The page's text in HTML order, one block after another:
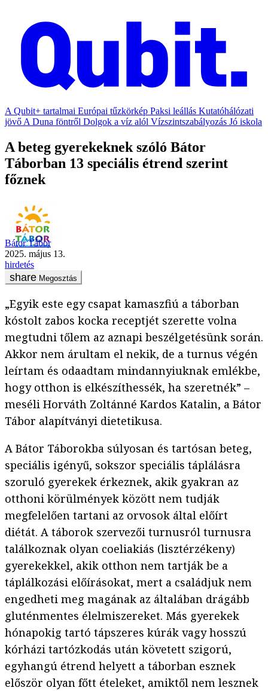
A Qubit+ tartalmai Európai tűzkörkép Paksi leállás Kutatóhálózati
jövő A Duna föntről Dolgok a víz alól Vízszintszabályozás Jó iskola
A beteg gyerekeknek szóló Bátor
Táborban 13 speciális étrend szerint
főznek
Bátor Tábor
2025. május 13.
hirdetés
Megosztás
„Egyik este egy csapat kamaszfiú a táborban
kóstolt zabos kocka receptjét szerette volna
megtudni tőlem az aznapi beszélgetésünk során.
Akkor nem árultam el nekik, de a turnus végén
leírtam és odaadtam mindannyiuknak emlékbe,
hogy otthon is elkészíthessék, ha szeretnék” –
meséli Horváth Zoltánné Kardos Katalin, a Bátor
Tábor alapítványi dietetikusa.
A Bátor Táborokba súlyosan és tartósan beteg,
speciális igényű, sokszor speciális táplálásra
szoruló gyerekek érkeznek, akik gyakran az
otthoni körülmények között nem tudják
megfelelően tartani az orvosok által előírt
diétát. A táborok szervezői turnusról turnusra
találkoznak olyan coeliakiás (lisztérzékeny)
gyerekekkel, akik otthon nem tartják be a
táplálkozási előírásokat, mert a családjuk nem
engedheti meg magának az általában drágább
gluténmentes élelmiszereket. Más gyerekek
hónapokig tartó tápszeres kúrák vagy hosszú
kórházi tartózkodás után követett szigorú,
egyhangú étrend helyett a táborban esznek
először olyan főtt ételeket, amiktől nem lesznek